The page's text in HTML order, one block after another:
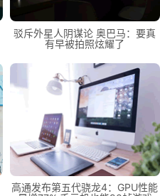
驳斥外星人阴谋论 奥巴马：要真
有早被拍照炫耀了
高通发布第五代骁龙4：GPU性能